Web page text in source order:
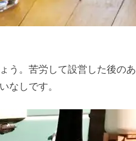
う。苦労して設営した後のあ
しです。